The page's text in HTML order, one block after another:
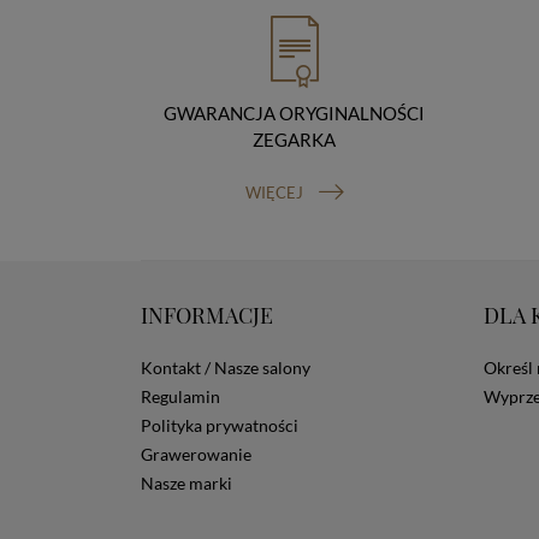
GWARANCJA ORYGINALNOŚCI
ZEGARKA
WIĘCEJ
INFORMACJE
Kontakt / Nasze salony
Regulamin
Polityka prywatności
Grawerowanie
Nasze marki
DLA
Określ